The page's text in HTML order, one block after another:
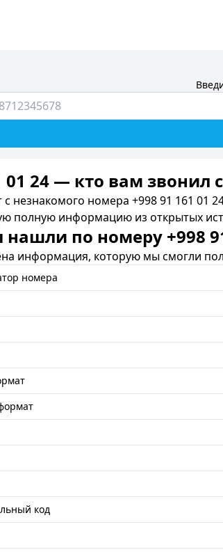
01 24 — кто вам звонил
незнакомого номера +998 91 161 01
полную информацию из открытых
по номеру +998
информация, которую мы смогли
номера
код